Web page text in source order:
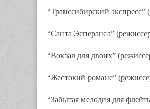
“Транссибирский
“Санта Эсперанса”
“Вокзал для двоих”
“Жестокий романс”
“Забытая мелодия для